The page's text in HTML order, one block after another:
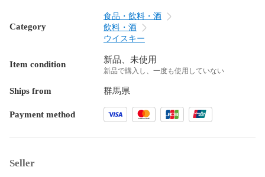
Category
食品・飲料・酒
飲料・酒
ウイスキー
Item condition 新品、未使用
新品で購入し、一度も使用していない
Ships from 群馬県
Payment method
Seller